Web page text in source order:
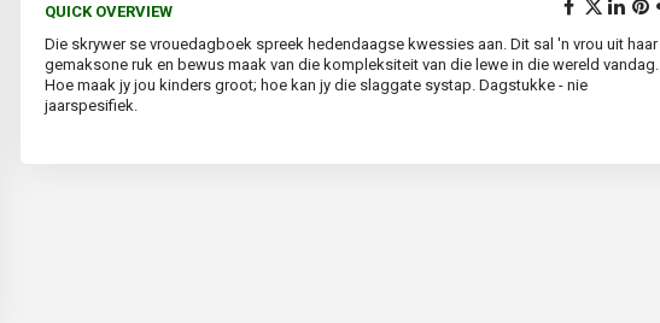
QUICK OVERVIEW
Die skrywer se vrouedagboek spreek hedendaagse kwessies aan. Dit sal 'n vrou uit haar
gemaksone ruk en bewus maak van die kompleksiteit van die lewe in die wereld vandag.
Hoe maak jy jou kinders groot; hoe kan jy die slaggate systap. Dagstukke - nie
jaarspesifiek.